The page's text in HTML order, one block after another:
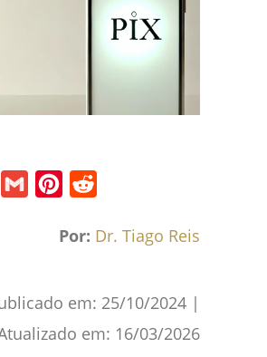
WhatsApp
Gmail Pinterest
Por: Dr. Tiago Reis
em: 25/10/2024 |
em: 16/03/2026